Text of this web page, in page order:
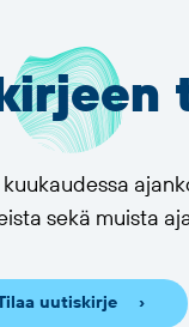
sekä muista
uutiskirje